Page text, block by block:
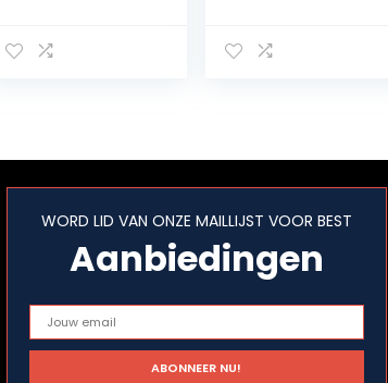
tennisrackets –
trillingsdempers
Gift met 2 Ballen
WORD LID VAN ONZE MAILLIJST VOOR BEST
Aanbiedingen